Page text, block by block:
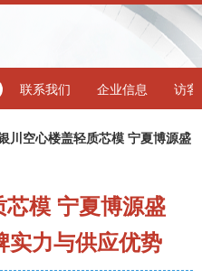
联系我们 企业信息 访客
川空心楼盖轻质芯模 宁夏博源盛
模 宁夏博源盛
实力与供应优势